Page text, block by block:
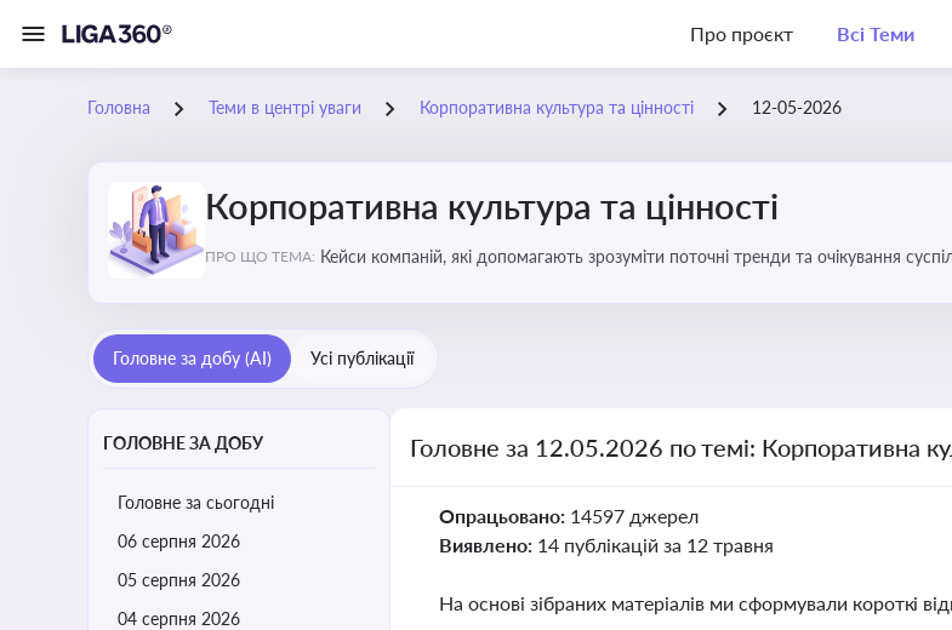
Про проєкт Всі Теми
Головна Теми в центрі уваги Корпоративна культура та цінності 12-05-2026
Корпоративна культура та цінності
ПРО ЩО ТЕМА: Кейси компаній, які допомагають зрозуміти поточні тренди та очікування
Головне за добу (AI) Усі публікації
ГОЛОВНЕ ЗА ДОБУ
Головне за сьогодні
06 серпня 2026
05 серпня 2026
04 серпня 2026
Головне за 12.05.2026 по темі: Корпоративна
Опрацьовано: 14597 джерел
Виявлено: 14 публікацій за 12 травня
На основі зібраних матеріалів ми сформували короткі